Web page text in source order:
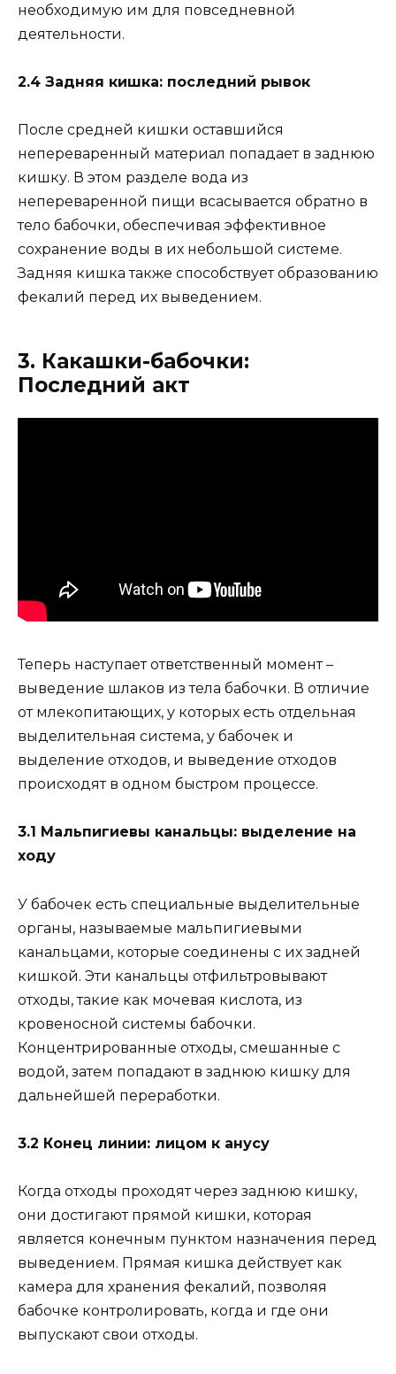
необходимую им для повседневной
деятельности.
2.4 Задняя кишка: последний рывок
После средней кишки оставшийся
непереваренный материал попадает в заднюю
кишку. В этом разделе вода из
непереваренной пищи всасывается обратно в
тело бабочки, обеспечивая эффективное
сохранение воды в их небольшой системе.
Задняя кишка также способствует образованию
фекалий перед их выведением.
3. Какашки-бабочки:
Последний акт
Теперь наступает ответственный момент –
выведение шлаков из тела бабочки. В отличие
от млекопитающих, у которых есть отдельная
выделительная система, у бабочек и
выделение отходов, и выведение отходов
происходят в одном быстром процессе.
3.1 Мальпигиевы канальцы: выделение на
ходу
У бабочек есть специальные выделительные
органы, называемые мальпигиевыми
канальцами, которые соединены с их задней
кишкой. Эти канальцы отфильтровывают
отходы, такие как мочевая кислота, из
кровеносной системы бабочки.
Концентрированные отходы, смешанные с
водой, затем попадают в заднюю кишку для
дальнейшей переработки.
3.2 Конец линии: лицом к анусу
Когда отходы проходят через заднюю кишку,
они достигают прямой кишки, которая
является конечным пунктом назначения перед
выведением. Прямая кишка действует как
камера для хранения фекалий, позволяя
бабочке контролировать, когда и где они
выпускают свои отходы.